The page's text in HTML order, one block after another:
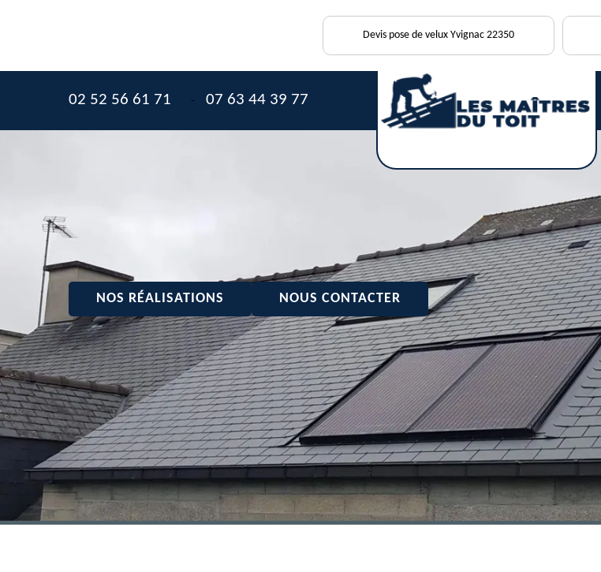
Devis pose de velux Yvignac 22350
02 52 56 61 71 - 07 63 44 39 77
NOS RÉALISATIONS NOUS CONTACTER